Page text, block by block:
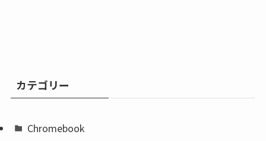
カテゴリー
Chromebook